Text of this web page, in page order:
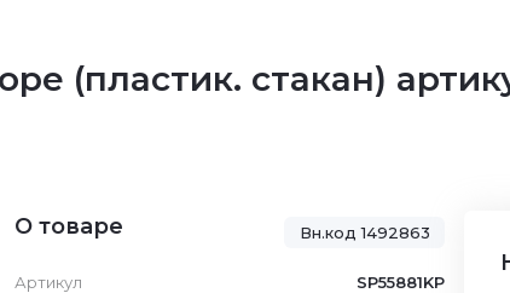
(пластик. стакан)
Вн.код 1492863
О товаре
Артикул SP55881KP